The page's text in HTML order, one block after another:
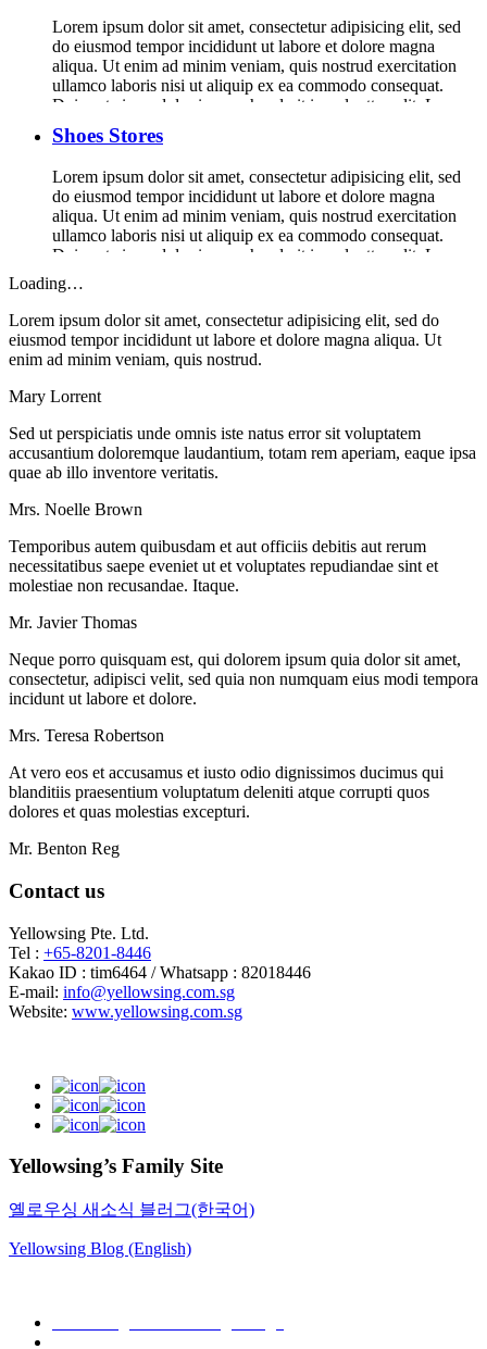
Lorem ipsum dolor sit amet, consectetur adipisicing elit, sed
do eiusmod tempor incididunt ut labore et dolore magna
aliqua. Ut enim ad minim veniam, quis nostrud exercitation
ullamco laboris nisi ut aliquip ex ea commodo consequat.
Duis aute irure dolor in reprehenderit in voluptte velit. Lorem
ipsum dolor sit amet, consectetur adipisicing elit, sed do […]
Shoes Stores
Lorem ipsum dolor sit amet, consectetur adipisicing elit, sed
do eiusmod tempor incididunt ut labore et dolore magna
aliqua. Ut enim ad minim veniam, quis nostrud exercitation
ullamco laboris nisi ut aliquip ex ea commodo consequat.
Duis aute irure dolor in reprehenderit in voluptte velit. Lorem
Loading…
Lorem ipsum dolor sit amet, consectetur adipisicing elit, sed do
eiusmod tempor incididunt ut labore et dolore magna aliqua. Ut
enim ad minim veniam, quis nostrud.
Mary Lorrent
Sed ut perspiciatis unde omnis iste natus error sit voluptatem
accusantium doloremque laudantium, totam rem aperiam, eaque ipsa
quae ab illo inventore veritatis.
Mrs. Noelle Brown
Temporibus autem quibusdam et aut officiis debitis aut rerum
necessitatibus saepe eveniet ut et voluptates repudiandae sint et
molestiae non recusandae. Itaque.
Mr. Javier Thomas
Neque porro quisquam est, qui dolorem ipsum quia dolor sit amet,
consectetur, adipisci velit, sed quia non numquam eius modi tempora
incidunt ut labore et dolore.
Mrs. Teresa Robertson
At vero eos et accusamus et iusto odio dignissimos ducimus qui
blanditiis praesentium voluptatum deleniti atque corrupti quos
dolores et quas molestias excepturi.
Mr. Benton Reg
Contact us
Yellowsing Pte. Ltd.
Tel : +65-8201-8446
Kakao ID : tim6464 / Whatsapp : 82018446
E-mail: info@yellowsing.com.sg
Website: www.yellowsing.com.sg
Yellowsing’s Family Site
옐로우싱 새소식 블러그(한국어)
Yellowsing Blog (English)